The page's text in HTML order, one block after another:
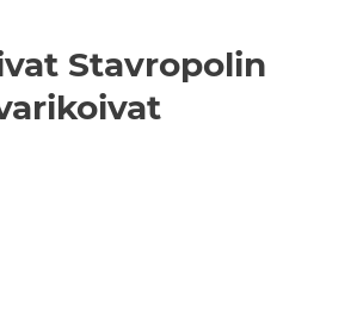
Stavropolin